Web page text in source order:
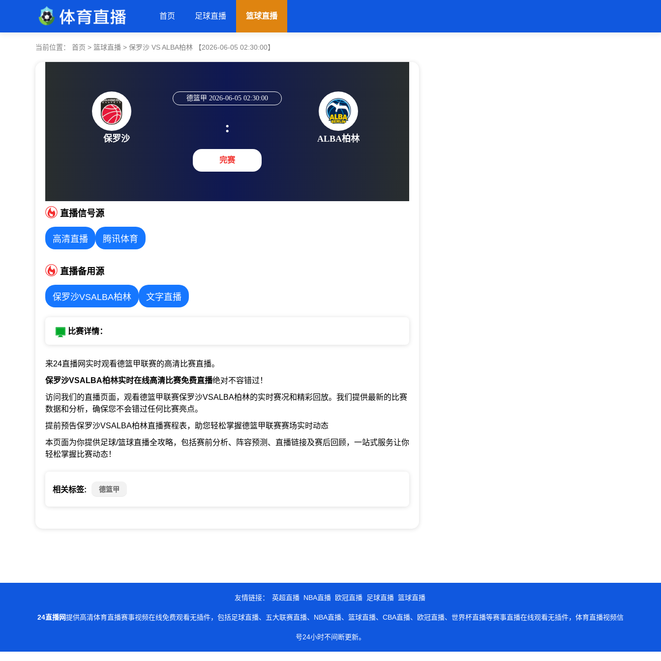
首页 足球直播 篮球直播
当前位置： 首页 > 篮球直播 > 保罗沙 VS ALBA柏林 【2026-06-05 02:30:00】
保罗沙
德篮甲 2026-06-05 02:30:00
:
完赛
ALBA柏林
直播信号源
高清直播 腾讯体育
直播备用源
保罗沙VSALBA柏林 文字直播
比赛详情：
来24直播网实时观看德篮甲联赛的高清比赛直播。
保罗沙VSALBA柏林实时在线高清比赛免费直播绝对不容错过！
访问我们的直播页面，观看德篮甲联赛保罗沙VSALBA柏林的实时赛况和精彩回放。我们提供最新的比赛
数据和分析，确保您不会错过任何比赛亮点。
提前预告保罗沙VSALBA柏林直播赛程表，助您轻松掌握德篮甲联赛赛场实时动态
本页面为你提供足球/篮球直播全攻略，包括赛前分析、阵容预测、直播链接及赛后回顾，一站式服务让你
轻松掌握比赛动态！
相关标签: 德篮甲
友情链接： 英超直播 NBA直播 欧冠直播 足球直播 篮球直播
24直播网提供高清体育直播赛事视频在线免费观看无插件，包括足球直播、五大联赛直播、NBA直播、篮球直播、CBA直播、欧冠直播、世界杯直播等赛事直播在线观看无插件，体育直播视频信
号24小时不间断更新。